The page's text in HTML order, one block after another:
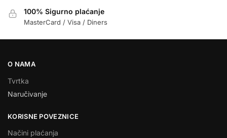
100% Sigurno plaćanje
MasterCard / Visa / Diners
O NAMA
Tvrtka
Naručivanje
KORISNE POVEZNICE
Načini plaćanja